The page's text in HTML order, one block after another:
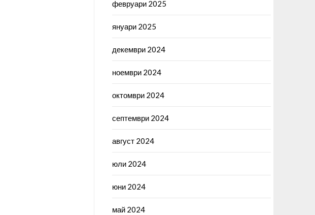
февруари 2025
януари 2025
декември 2024
ноември 2024
октомври 2024
септември 2024
август 2024
юли 2024
юни 2024
май 2024